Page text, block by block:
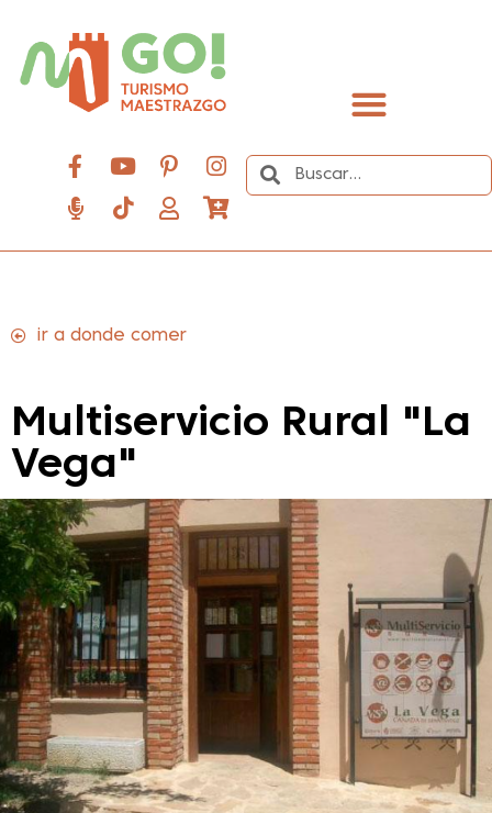
ir a donde comer
Multiservicio Rural "La
Vega"